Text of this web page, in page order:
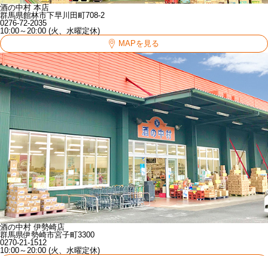
酒の中村 本店
群馬県館林市下早川田町708-2
0276-72-2035
10:00～20:00 (火、水曜定休)
MAPを見る
酒の中村 伊勢崎店
群馬県伊勢崎市宮子町3300
0270-21-1512
10:00～20:00 (火、水曜定休)